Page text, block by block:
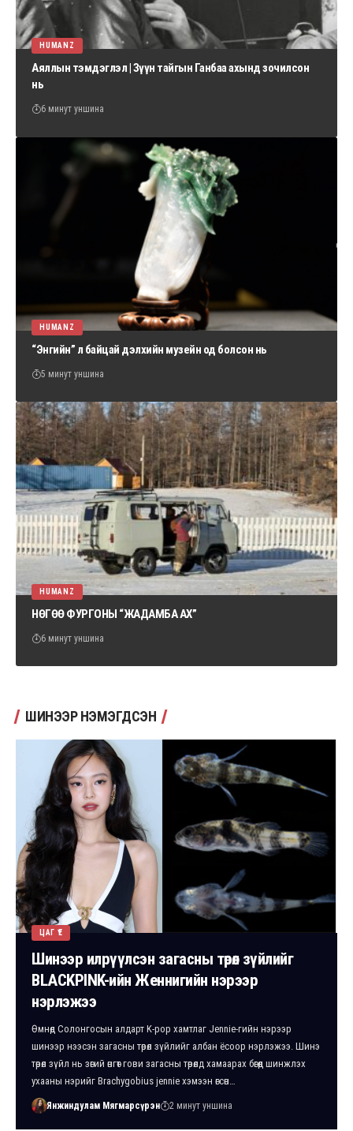
HUMANZ
Аяллын тэмдэглэл | Зүүн тайгын Ганбаа ахынд зочилсон
нь
6 минут уншина
HUMANZ
“Энгийн” л байцай дэлхийн музейн од болсон нь
5 минут уншина
HUMANZ
НӨГӨӨ ФУРГОНЫ “ЖАДАМБА АХ”
6 минут уншина
ШИНЭЭР НЭМЭГДСЭН
ЦАГ ҮЕ
Шинээр илрүүлсэн загасны төрөл зүйлийг
BLACKPINK-ийн Женнигийн нэрээр
нэрлэжээ
Өмнөд Солонгосын алдарт K-pop хамтлаг Jennie-гийн нэрээр
шинээр нээсэн загасны төрөл зүйлийг албан ёсоор нэрлэжээ. Шинэ
төрөл зүйл нь зөгий өнгөт гови загасны төрөлд хамаарах бөгөөд шинжлэх
ухааны нэрийг Brachygobius jennie хэмээн өгсөн…
Янжиндулам Мягмарсүрэн 2 минут уншина